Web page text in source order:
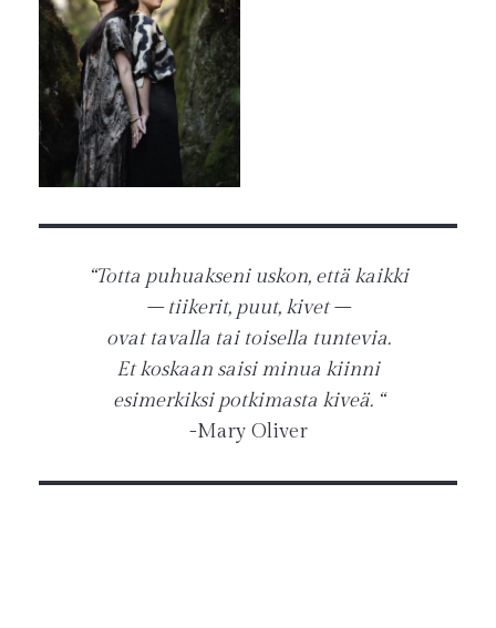
“Totta puhuakseni uskon, että kaikki
– tiikerit, puut, kivet –
ovat tavalla tai toisella tuntevia.
Et koskaan saisi minua kiinni
esimerkiksi potkimasta kiveä. “
-Mary Oliver